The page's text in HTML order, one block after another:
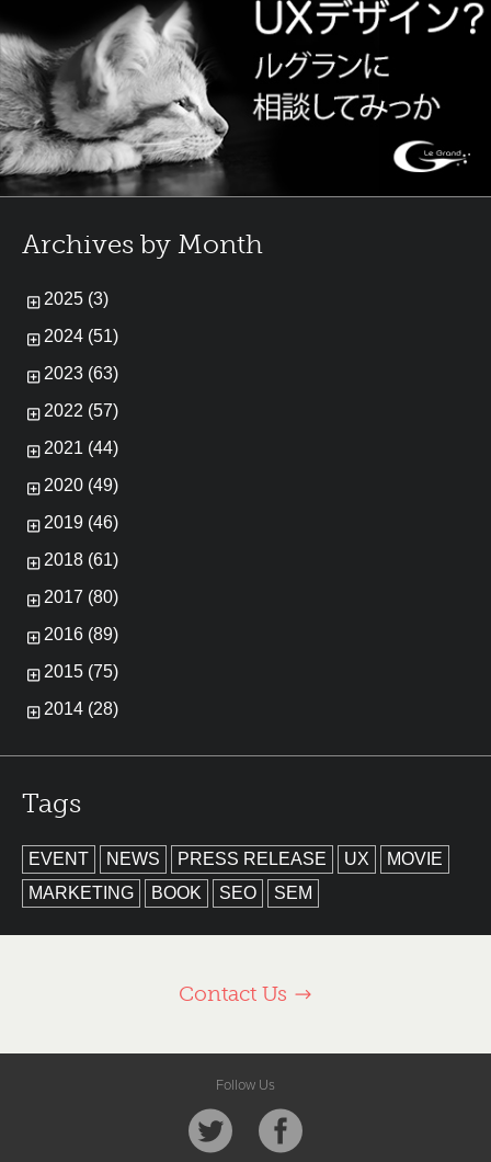
Archives by Month
2025 (3)
2024 (51)
2023 (63)
2022 (57)
2021 (44)
2020 (49)
2019 (46)
2018 (61)
2017 (80)
2016 (89)
2015 (75)
2014 (28)
Tags
EVENT NEWS PRESS RELEASE UX
MOVIE
MARKETING
BOOK SEO SEM
Contact Us
Follow Us